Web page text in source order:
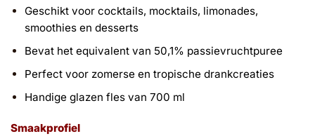
Geschikt voor cocktails, mocktails, limonades,
smoothies en desserts
Bevat het equivalent van 50,1% passievruchtpuree
Perfect voor zomerse en tropische drankcreaties
Handige glazen fles van 700 ml
Smaakprofiel